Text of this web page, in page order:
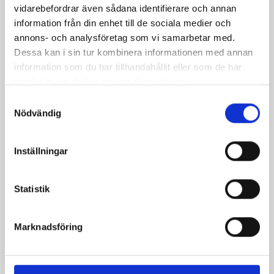
vidarebefordrar även sådana identifierare och annan
information från din enhet till de sociala medier och
annons- och analysföretag som vi samarbetar med.
Dessa kan i sin tur kombinera informationen med annan
information som du har tillhandahållit eller som de har
Nödvändig
Inställningar
Statistik
Marknadsföring
Kycklingfajitas
mexican-chili
Ljummen
skördesallad
grillad kyckling
smak av spiskummin